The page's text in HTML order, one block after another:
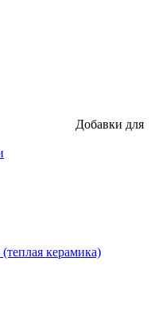
Добавки для
керамика)